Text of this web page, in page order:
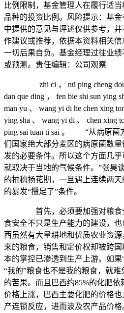
比例限制，基金管理人在履行适
品种的投资比例。风险提示：基
中提供的意见与评述仅供参考，
作建议或推荐，依据本资料相关
一切后果自负。基金经理过往业
或预测。责任编辑：公司观察
zhi ci ， nü ping cheng dou
dan que ding ， fen bie shi sun ying
man yu 、 wang yi di he chen xing
ying sha 、 wang yi di 、 chen xing
ping sai tuan ti sai 。 “从病原菌
们国家绝大部分麦区的病原菌数
发的必要条件。所以这个方面几
就取决于当地的气候条件。”张昊
的抽穗扬花期，一旦遇上连续两
的暴发“攒足了”条件。
首先，必须要加强对粮食全
食安全不只是生产能力的建设，
西虽然有大量耕地和优质农业资
来的粮食，销售和定价权却被跨
本的掌控已渗透到生产上游。如果
“我的”粮食也不是我的粮食，就
的苦果。而且巴西约85%的化肥
价格上涨，巴西主要化肥的价格
产连锁反应，进而波及农产品价